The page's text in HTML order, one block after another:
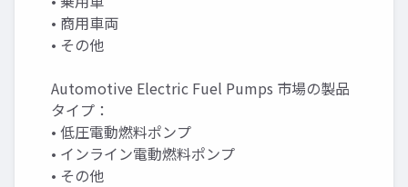
• 商用車両
• その他
Automotive Electric Fuel Pumps 市場の製品
タイプ：
• 低圧電動燃料ポンプ
• インライン電動燃料ポンプ
• その他